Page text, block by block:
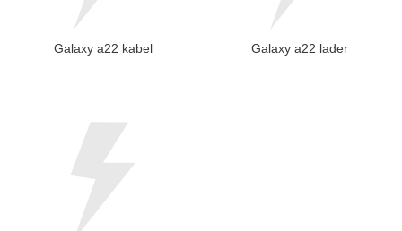
Galaxy a22 kabel Galaxy a22 lader